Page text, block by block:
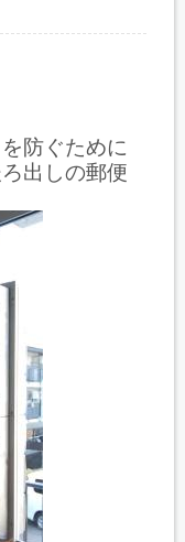
防ぐために
出しの郵便